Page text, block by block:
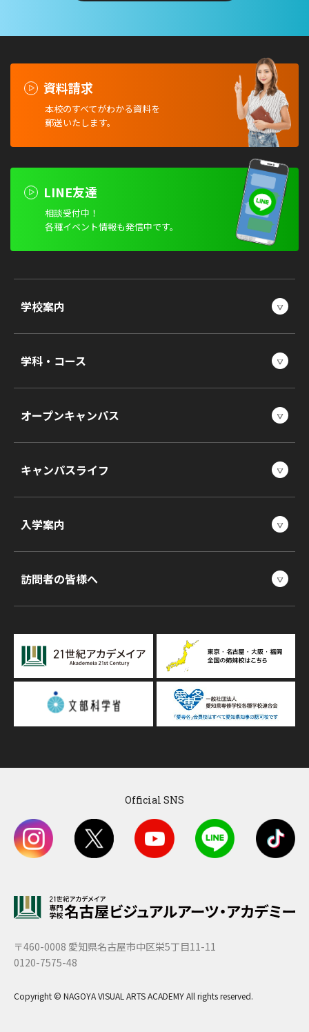
資料請求
本校のすべてがわかる資料を
郵送いたします。
LINE友達
相談受付中！
各種イベント情報も発信中です。
学校案内
学科・コース
オープンキャンパス
キャンパスライフ
入学案内
訪問者の皆様へ
〒460-0008 愛知県名古屋市中区栄5丁目11-11
0120-7575-48
Copyright © NAGOYA VISUAL ARTS ACADEMY All rights reserved.
Official SNS